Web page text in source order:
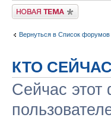
Новая тема
Вернуться в Список форумов
КТО
Сейчас этот